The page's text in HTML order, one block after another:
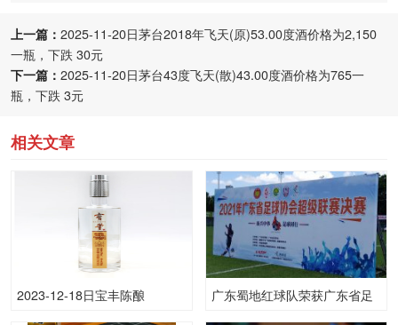
上一篇： 2025-11-20日茅台2018年飞天(原)53.00度酒价格为2,150
一瓶，下跌 30元
下一篇： 2025-11-20日茅台43度飞天(散)43.00度酒价格为765一
瓶，下跌 3元
相关文章
2023-12-18日宝丰陈酿
广东蜀地红球队荣获广东省足